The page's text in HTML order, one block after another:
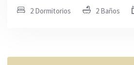
2 Dormitorios 2 Baños